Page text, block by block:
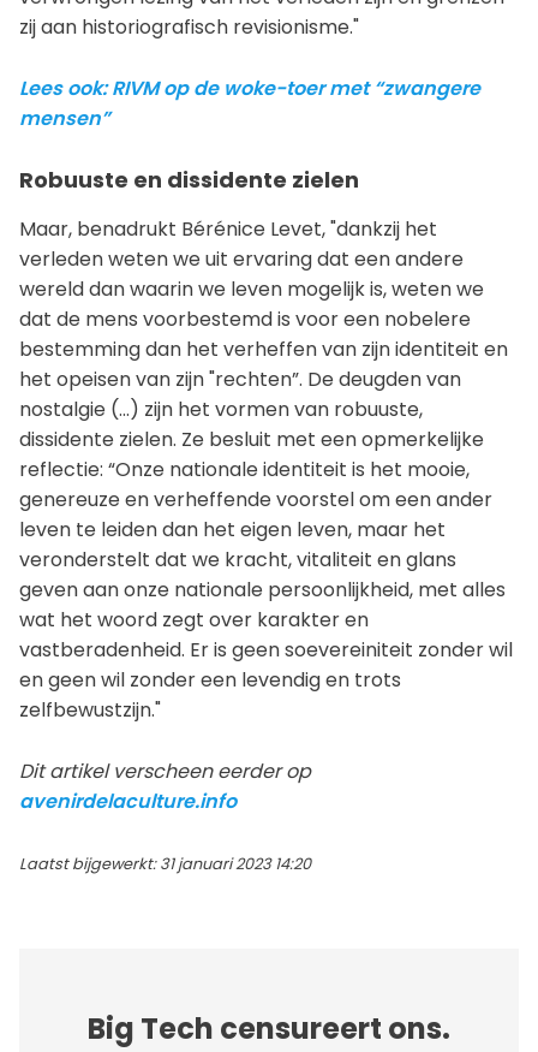
zij aan historiografisch revisionisme."
Lees ook: RIVM op de woke-toer met “zwangere
mensen”
Robuuste en dissidente zielen
Maar, benadrukt Bérénice Levet, "dankzij het
verleden weten we uit ervaring dat een andere
wereld dan waarin we leven mogelijk is, weten we
dat de mens voorbestemd is voor een nobelere
bestemming dan het verheffen van zijn identiteit en
het opeisen van zijn "rechten”. De deugden van
nostalgie (...) zijn het vormen van robuuste,
dissidente zielen. Ze besluit met een opmerkelijke
reflectie: “Onze nationale identiteit is het mooie,
genereuze en verheffende voorstel om een ander
leven te leiden dan het eigen leven, maar het
veronderstelt dat we kracht, vitaliteit en glans
geven aan onze nationale persoonlijkheid, met alles
wat het woord zegt over karakter en
vastberadenheid. Er is geen soevereiniteit zonder wil
en geen wil zonder een levendig en trots
zelfbewustzijn."
Dit artikel verscheen eerder op
avenirdelaculture.info
Laatst bijgewerkt: 31 januari 2023 14:20
Big Tech censureert ons.